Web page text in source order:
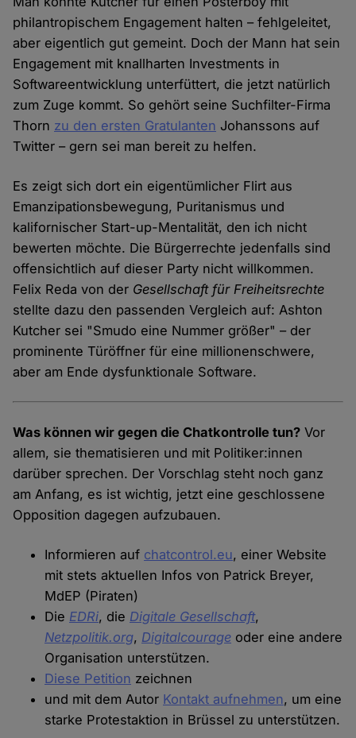
philantropischem Engagement halten – fehlgeleitet,
aber eigentlich gut gemeint. Doch der Mann hat sein
Engagement mit knallharten Investments in
Softwareentwicklung unterfüttert, die jetzt natürlich
zum Zuge kommt. So gehört seine Suchfilter-Firma
Thorn zu den ersten Gratulanten Johanssons auf
Twitter – gern sei man bereit zu helfen.
Es zeigt sich dort ein eigentümlicher Flirt aus
Emanzipationsbewegung, Puritanismus und
kalifornischer Start-up-Mentalität, den ich nicht
bewerten möchte. Die Bürgerrechte jedenfalls sind
offensichtlich auf dieser Party nicht willkommen.
Felix Reda von der Gesellschaft für Freiheitsrechte
stellte dazu den passenden Vergleich auf: Ashton
Kutcher sei "Smudo eine Nummer größer" – der
prominente Türöffner für eine millionenschwere,
aber am Ende dysfunktionale Software.
Was können wir gegen die Chatkontrolle tun? Vor
allem, sie thematisieren und mit Politiker:innen
darüber sprechen. Der Vorschlag steht noch ganz
am Anfang, es ist wichtig, jetzt eine geschlossene
Opposition dagegen aufzubauen.
Informieren auf chatcontrol.eu, einer Website
mit stets aktuellen Infos von Patrick Breyer,
MdEP (Piraten)
Die EDRi, die Digitale Gesellschaft,
Netzpolitik.org, Digitalcourage oder eine andere
Organisation unterstützen.
Diese Petition zeichnen
und mit dem Autor Kontakt aufnehmen, um eine
starke Protestaktion in Brüssel zu unterstützen.